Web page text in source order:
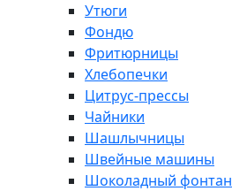
Утюги
Фондю
Фритюрницы
Хлебопечки
Цитрус-прессы
Чайники
Шашлычницы
Швейные машины
Шоколадный фонтан